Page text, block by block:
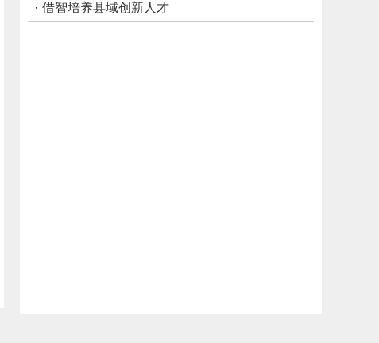
· 借智培养县域创新人才